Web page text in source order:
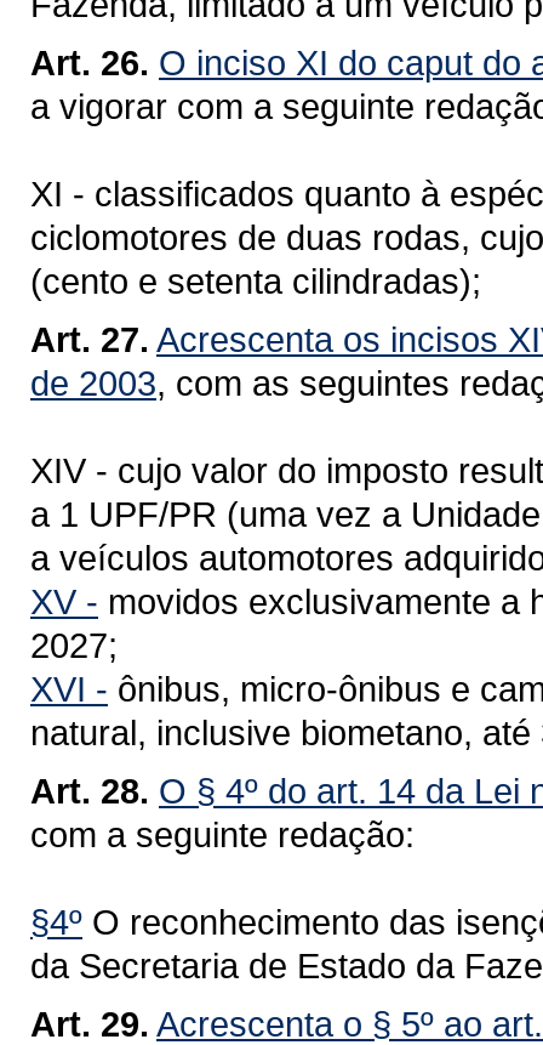
Art. 26. O inciso XI do caput do
a vigorar com a seguinte
XI - classificados quanto à
ciclomotores de duas rodas,
(cento e setenta cilindradas);
Art. 27. Acrescenta os incisos
de 2003, com as seguintes
XIV - cujo valor do imposto
a 1 UPF/PR (uma vez a
a veículos automotores
XV - movidos exclusivamente a
2027;
XVI - ônibus, micro-ônibus e
natural, inclusive biometano,
Art. 28. O § 4º do art. 14 da Lei
com a seguinte redação:
§4º O reconhecimento das
da Secretaria de Estado da
Art. 29. Acrescenta o § 5º ao